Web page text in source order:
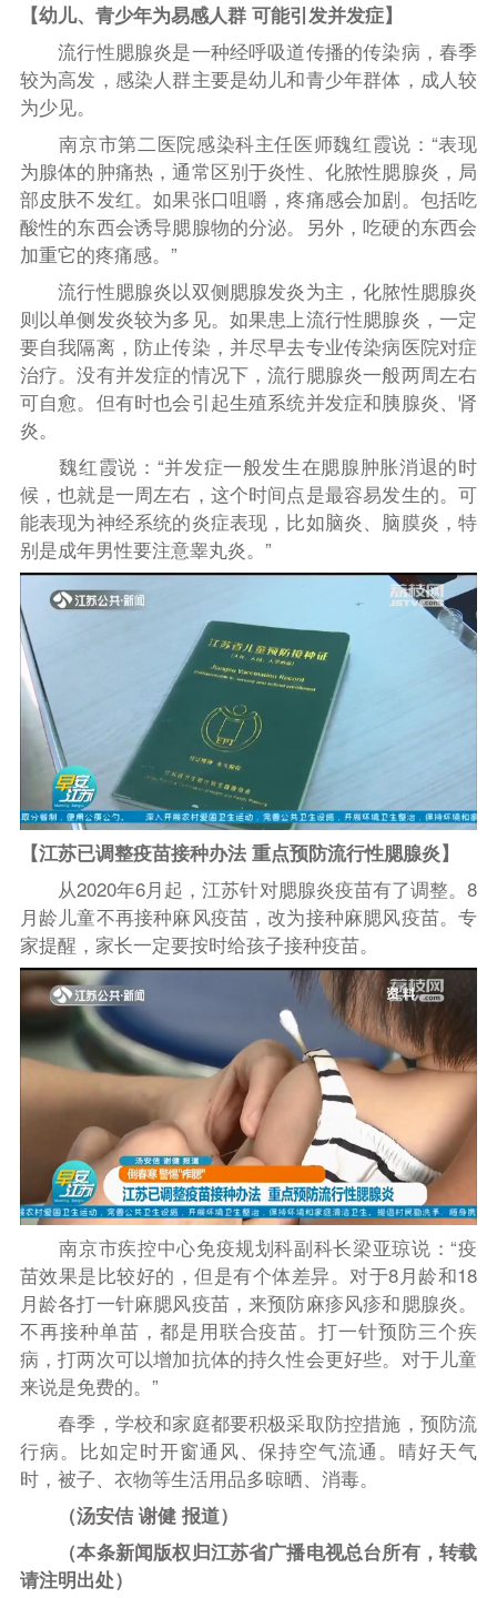
【幼儿、青少年为易感人群 可能引发并发症】
流行性腮腺炎是一种经呼吸道传播的传染病，春季
较为高发，感染人群主要是幼儿和青少年群体，成人较
为少见。
南京市第二医院感染科主任医师魏红霞说：“表现
为腺体的肿痛热，通常区别于炎性、化脓性腮腺炎，局
部皮肤不发红。如果张口咀嚼，疼痛感会加剧。包括吃
酸性的东西会诱导腮腺物的分泌。另外，吃硬的东西会
加重它的疼痛感。”
流行性腮腺炎以双侧腮腺发炎为主，化脓性腮腺炎
则以单侧发炎较为多见。如果患上流行性腮腺炎，一定
要自我隔离，防止传染，并尽早去专业传染病医院对症
治疗。没有并发症的情况下，流行腮腺炎一般两周左右
可自愈。但有时也会引起生殖系统并发症和胰腺炎、肾
炎。
魏红霞说：“并发症一般发生在腮腺肿胀消退的时
候，也就是一周左右，这个时间点是最容易发生的。可
能表现为神经系统的炎症表现，比如脑炎、脑膜炎，特
别是成年男性要注意睾丸炎。”
【江苏已调整疫苗接种办法 重点预防流行性腮腺炎】
从2020年6月起，江苏针对腮腺炎疫苗有了调整。8
月龄儿童不再接种麻风疫苗，改为接种麻腮风疫苗。专
家提醒，家长一定要按时给孩子接种疫苗。
南京市疾控中心免疫规划科副科长梁亚琼说：“疫
苗效果是比较好的，但是有个体差异。对于8月龄和18
月龄各打一针麻腮风疫苗，来预防麻疹风疹和腮腺炎。
不再接种单苗，都是用联合疫苗。打一针预防三个疾
病，打两次可以增加抗体的持久性会更好些。对于儿童
来说是免费的。”
春季，学校和家庭都要积极采取防控措施，预防流
行病。比如定时开窗通风、保持空气流通。晴好天气
时，被子、衣物等生活用品多晾晒、消毒。
（汤安佶 谢健 报道）
（本条新闻版权归江苏省广播电视总台所有，转载
请注明出处）